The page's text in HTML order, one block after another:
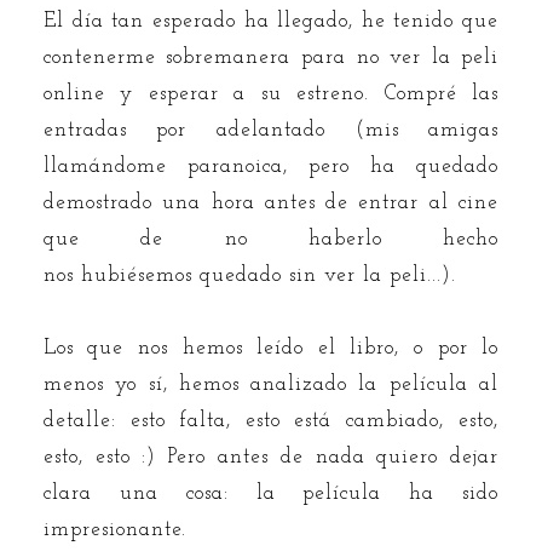
El día tan esperado ha llegado, he tenido que
contenerme sobremanera para no ver la peli
online y esperar a su estreno. Compré las
entradas por adelantado (mis amigas
llamándome paranoica, pero ha quedado
demostrado una hora antes de entrar al cine
que de no haberlo hecho
nos hubiésemos quedado sin ver la peli...).
Los que nos hemos leído el libro, o por lo
menos yo sí, hemos analizado la película al
detalle: esto falta, esto está cambiado, esto,
esto, esto :) Pero antes de nada quiero dejar
clara una cosa: la película ha sido
impresionante.